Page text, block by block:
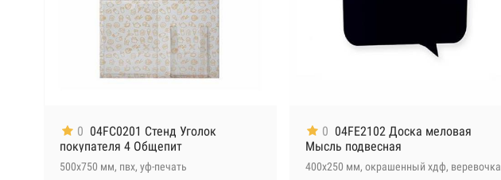
0 04FC0201 Стенд Уголок
покупателя 4 Общепит
500х750 мм, пвх, уф-печать
Алюминиевая рамка с подвесом
0 04FE2102 Доска меловая
Мысль подвесная
400х250 мм, окрашенный хдф, веревочка